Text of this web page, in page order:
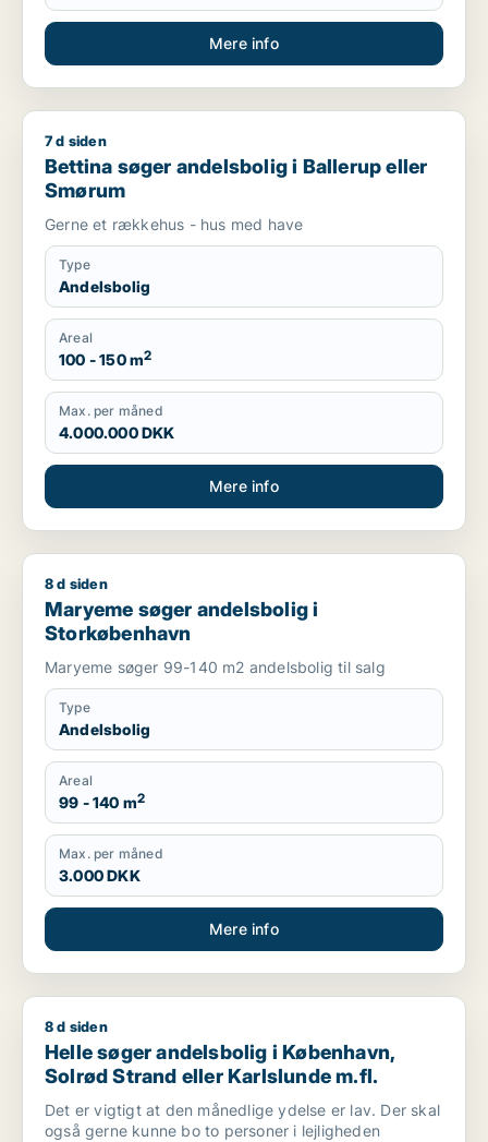
Mere info
Bettina søger andelsbolig i Ballerup eller Smørum
7 d siden
Bettina søger andelsbolig i Ballerup eller
Smørum
Gerne et rækkehus - hus med have
Type
Andelsbolig
Areal
100 - 150 m2
Max. per måned
4.000.000 DKK
Mere info
Maryeme søger andelsbolig i Storkøbenhavn
8 d siden
Maryeme søger andelsbolig i
Storkøbenhavn
Maryeme søger 99-140 m2 andelsbolig til salg
Type
Andelsbolig
Areal
99 - 140 m2
Max. per måned
3.000 DKK
Mere info
Helle søger andelsbolig i København, Solrød Strand eller
8 d siden
Helle søger andelsbolig i København,
Solrød Strand eller Karlslunde m.fl.
Det er vigtigt at den månedlige ydelse er lav. Der skal
også gerne kunne bo to personer i lejligheden